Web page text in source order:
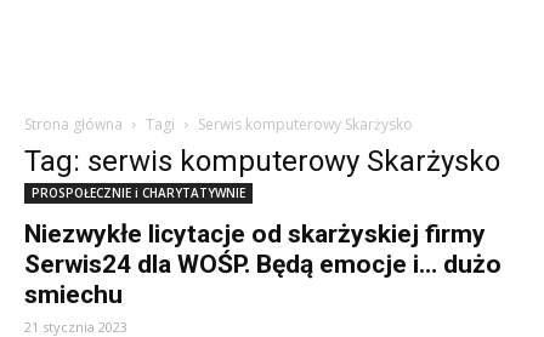
Strona główna Tagi Serwis komputerowy Skarżysko
Tag: serwis komputerowy Skarżysko
PROSPOŁECZNIE i CHARYTATYWNIE
Niezwykłe licytacje od skarżyskiej firmy
Serwis24 dla WOŚP. Będą emocje i… dużo
smiechu
21 stycznia 2023